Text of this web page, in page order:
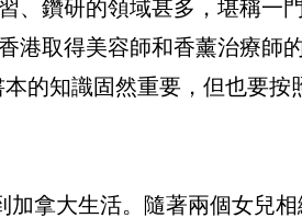
、鑽研的領域甚多，堪稱一
港取得美容師和香薰治療師
的知識固然重要，但也要
拿大生活。隨著兩個女兒相